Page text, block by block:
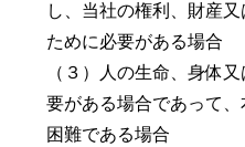
し、当社の権利、財産
ために必要がある場合
（３）人の生命、身体
要がある場合であって
困難である場合